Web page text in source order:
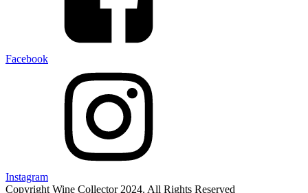
Facebook
Instagram
Copyright Wine Collector 2024. All Rights Reserved